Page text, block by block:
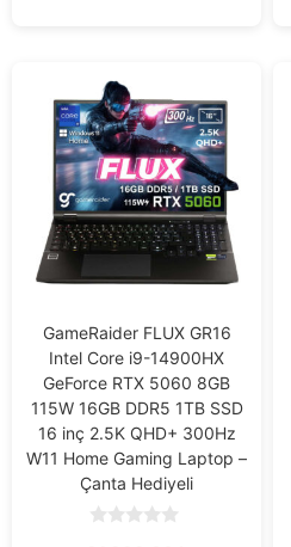
GameRaider FLUX GR16
Intel Core i9-14900HX
GeForce RTX 5060 8GB
115W 16GB DDR5 1TB SSD
16 inç 2.5K QHD+ 300Hz
W11 Home Gaming Laptop –
Çanta Hediyeli